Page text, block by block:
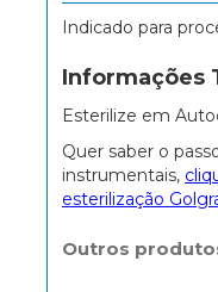
Indicado para
Informações
Esterilize em
Quer saber o
instrumentais,
esterilização
Outros